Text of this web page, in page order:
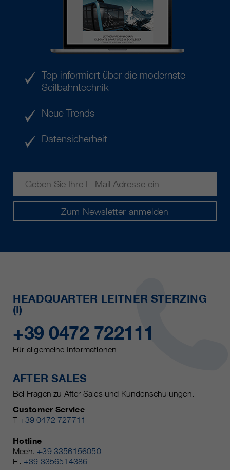
Zum Newsletter anmelden
Top informiert über die modernste
Seilbahntechnik
Neue Trends
Datensicherheit
HEADQUARTER LEITNER STERZING
(I)
+39 0472 722111
Für allgemeine Informationen
AFTER SALES
Bei Fragen zu After Sales und Kundenschulungen.
Customer Service
T +39 0472 727711
Hotline
Mech. +39 3356156050
El. +39 3356514386